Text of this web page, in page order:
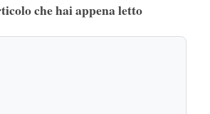
che hai appena letto